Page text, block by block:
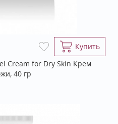
Купить
Cream for Dry Skin Крем
40 гр